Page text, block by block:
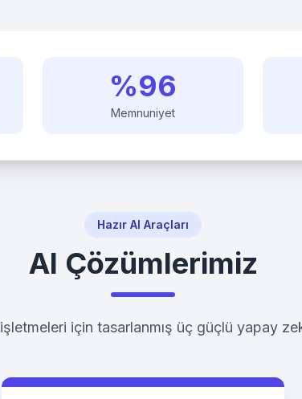
%96
Memnuniyet
Hazır AI Araçları
AI Çözümlerimiz
işletmeleri için tasarlanmış üç güçlü yapay